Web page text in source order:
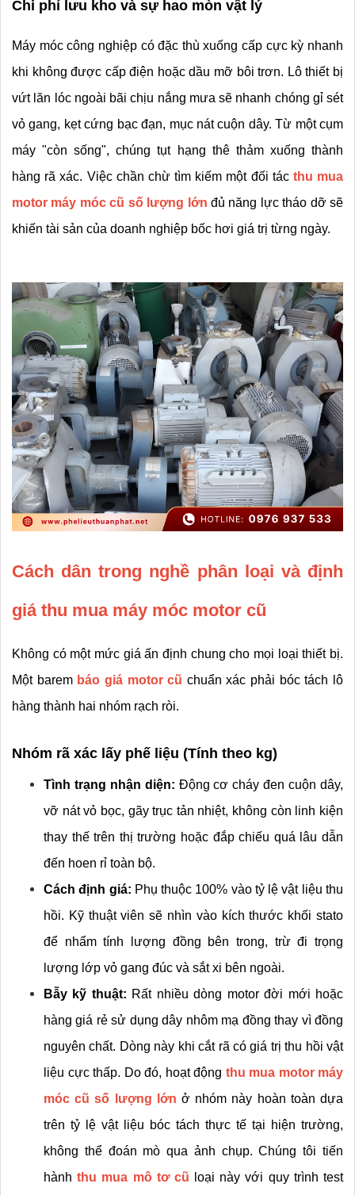
Chi phí lưu kho và sự hao mòn vật lý
Máy móc công nghiệp có đặc thù xuống cấp cực kỳ nhanh
khi không được cấp điện hoặc dầu mỡ bôi trơn. Lô thiết bị
vứt lăn lóc ngoài bãi chịu nắng mưa sẽ nhanh chóng gỉ sét
vỏ gang, kẹt cứng bạc đạn, mục nát cuộn dây. Từ một cụm
máy "còn sống", chúng tụt hạng thê thảm xuống thành
hàng rã xác. Việc chần chừ tìm kiếm một đối tác thu mua
motor máy móc cũ số lượng lớn đủ năng lực tháo dỡ sẽ
khiến tài sản của doanh nghiệp bốc hơi giá trị từng ngày.
Cách dân trong nghề phân loại và định
giá thu mua máy móc motor cũ
Không có một mức giá ấn định chung cho mọi loại thiết bị.
Một barem báo giá motor cũ chuẩn xác phải bóc tách lô
hàng thành hai nhóm rạch ròi.
Nhóm rã xác lấy phế liệu (Tính theo kg)
Tình trạng nhận diện: Động cơ cháy đen cuộn dây,
vỡ nát vỏ bọc, gãy trục tản nhiệt, không còn linh kiện
thay thế trên thị trường hoặc đắp chiếu quá lâu dẫn
đến hoen rỉ toàn bộ.
Cách định giá: Phụ thuộc 100% vào tỷ lệ vật liệu thu
hồi. Kỹ thuật viên sẽ nhìn vào kích thước khối stato
để nhẩm tính lượng đồng bên trong, trừ đi trọng
lượng lớp vỏ gang đúc và sắt xi bên ngoài.
Bẫy kỹ thuật: Rất nhiều dòng motor đời mới hoặc
hàng giá rẻ sử dụng dây nhôm mạ đồng thay vì đồng
nguyên chất. Dòng này khi cắt rã có giá trị thu hồi vật
liệu cực thấp. Do đó, hoạt động thu mua motor máy
móc cũ số lượng lớn ở nhóm này hoàn toàn dựa
trên tỷ lệ vật liệu bóc tách thực tế tại hiện trường,
không thể đoán mò qua ảnh chụp. Chúng tôi tiến
hành thu mua mô tơ cũ loại này với quy trình test